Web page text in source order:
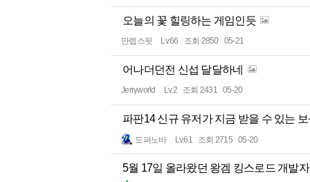
오늘의 꽃 힐링하는 게임인듯
만렙스핏 Lv.66 조회 2850 05-21
어나더던전 신섭 달달하네
Jerryworld Lv.2 조회 2431 05-20
파판14 신규 유저가 지금 받을 수 있는
도퍼노바 Lv.61 조회 2715 05-20
5월 17일 올라왔던 왕겜 킹스로드 개발